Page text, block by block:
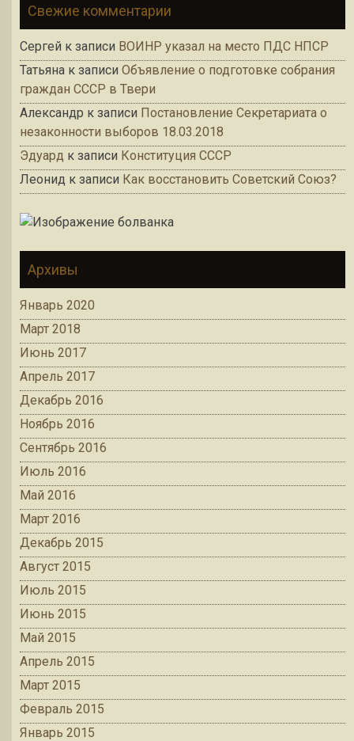
Свежие комментарии
Сергей к записи ВОИНР указал на место ПДС НПСР
Татьяна к записи Объявление о подготовке собрания
граждан СССР в Твери
Александр к записи Постановление Секретариата о
незаконности выборов 18.03.2018
Эдуард к записи Конституция СССР
Леонид к записи Как восстановить Советский Союз?
Архивы
Январь 2020
Март 2018
Июнь 2017
Апрель 2017
Декабрь 2016
Ноябрь 2016
Сентябрь 2016
Июль 2016
Май 2016
Март 2016
Декабрь 2015
Август 2015
Июль 2015
Июнь 2015
Май 2015
Апрель 2015
Март 2015
Февраль 2015
Январь 2015